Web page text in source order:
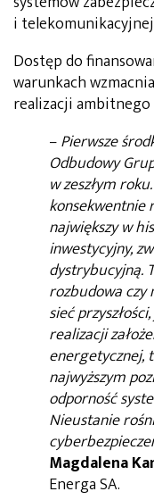
i
Dostęp do
warunkach
realizacji
–Pierwsze
Odbudowy
w zeszłym
konsekwentnie
największy w
inwestycyjny,
dystrybucyjną.
rozbudowa czy
sieć
realizacji
najwyższym
odporność
Nieustanie
Magdalena
Energa SA.